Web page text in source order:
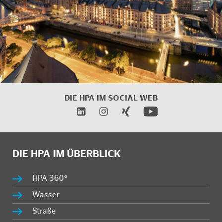
DIE HPA IM SOCIAL WEB
DIE HPA IM ÜBERBLICK
HPA 360°
Wasser
Straße